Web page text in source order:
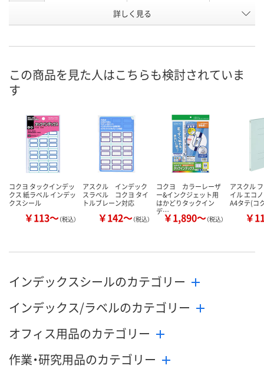
赤
号
お届け日
数量
カゴへ
数量
カゴへ
詳しく見る
この商品を見た人はこちらも検討されていま
す
コクヨ タックインデッ
クス 紙ラベル インデッ
クスシール
￥113～（税込）
アスクル インデック
スラベル コクヨ タイ
トルブレーン対応
￥142～（税込）
コクヨ カラーレーザ
ー&インクジェット用
はかどりタックイン
デ…￥1,890～（税込）
アスクル
イル エコ
A4タテ(コ
￥
インデックスシールのカテゴリー
インデックス/ラベルのカテゴリー
オフィス用品のカテゴリー
作業・研究用品のカテゴリー